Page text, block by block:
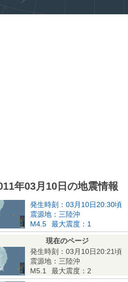
年03月10日の地震情報
発生時刻：03月10日20:30頃
震源地：三陸沖
M4.5
最大震度：1
現在のページ
発生時刻：03月10日20:21頃
震源地：三陸沖
M5.1
最大震度：2